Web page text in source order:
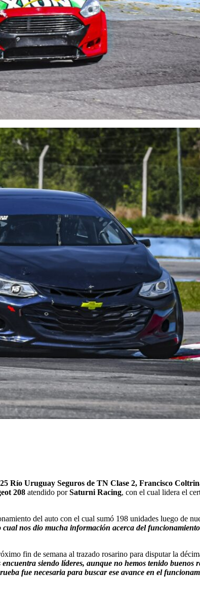
Río Uruguay Seguros de TN Clase 2, Francisco
208 atendido porSaturni Racing, con el cual lidera el
del auto con el cual sumó 198 unidades luego de
nos dio mucha información acerca del
fin de semana al trazado rosarino para disputar la
siendo líderes, aunque no hemos tenido buenos
fue necesaria para buscar ese avance en el